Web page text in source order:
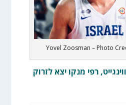
Yovel Zoosman – Photo
רפי מנקו יצא לזרוק